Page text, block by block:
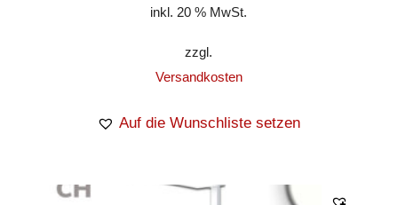
inkl. 20 % MwSt.
zzgl.
Versandkosten
Auf die Wunschliste setzen